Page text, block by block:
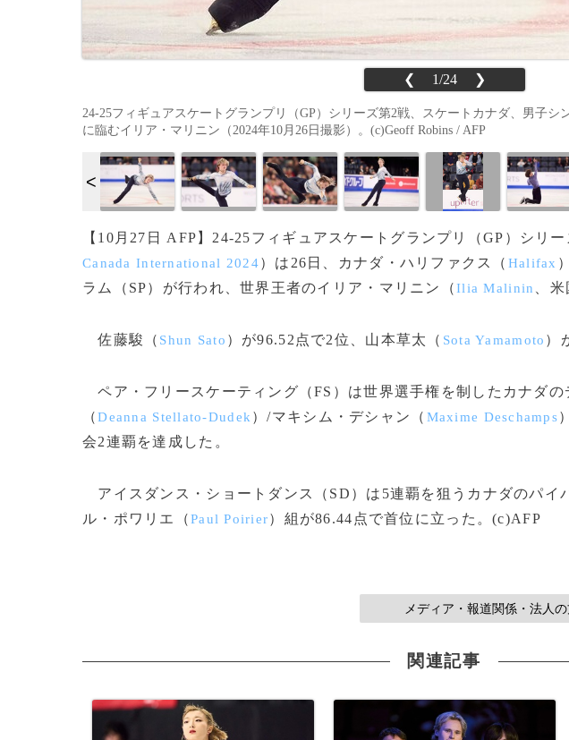
❮ 1/24 ❯
24-25フィギュアスケートグランプリ（GP）シリーズ第2戦、スケートカナダ、男子シ
に臨むイリア・マリニン（2024年10月26日撮影）。(c)Geoff Robins / AFP
【10月27日 AFP】24-25フィギュアスケートグランプリ（GP）シリ
Canada International 2024）は26日、カナダ・ハリファクス（ Halifax
ラム（SP）が行われ、世界王者のイリア・マリニン（Ilia Malinin 、
佐藤駿（ Shun Sato ）が96.52点で2位、山本草太（ Sota Yamamoto ）
ペア・フリースケーティング（FS）は世界選手権を制したカナダの
（Deanna Stellato-Dudek ）/マキシム・デシャン（ Maxime Deschamps
会2連覇を達成した。
アイスダンス・ショートダンス（SD）は5連覇を狙うカナダのパイ
ル・ポワリエ（Paul Poirier）組が86.44点で首位に立った。(c)AFP
メディア・報道関係・法人
関連記事